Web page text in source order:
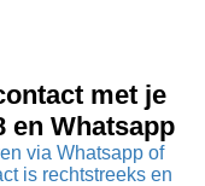
met je
en Whatsapp
via Whatsapp of
is rechtstreeks en